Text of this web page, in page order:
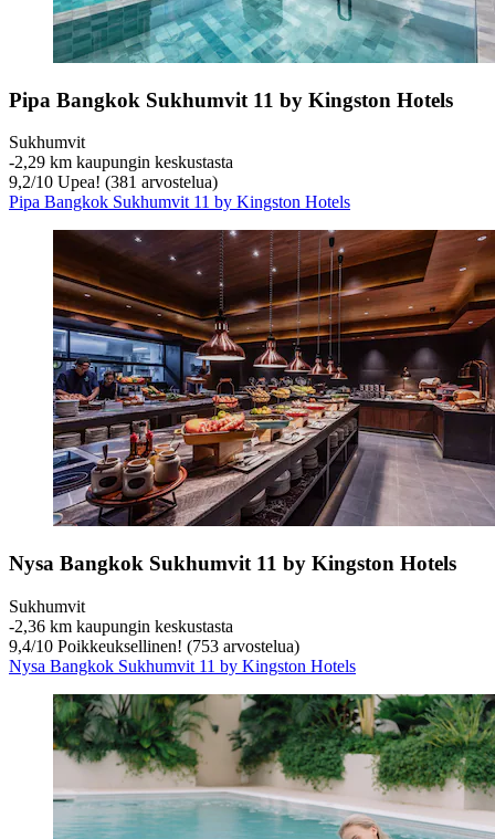
Pipa Bangkok Sukhumvit 11 by Kingston Hotels
Sukhumvit
‐2,29 km kaupungin keskustasta
9,2/10 Upea! (381 arvostelua)
Pipa Bangkok Sukhumvit 11 by Kingston Hotels
Nysa Bangkok Sukhumvit 11 by Kingston Hotels
Sukhumvit
‐2,36 km kaupungin keskustasta
9,4/10 Poikkeuksellinen! (753 arvostelua)
Nysa Bangkok Sukhumvit 11 by Kingston Hotels